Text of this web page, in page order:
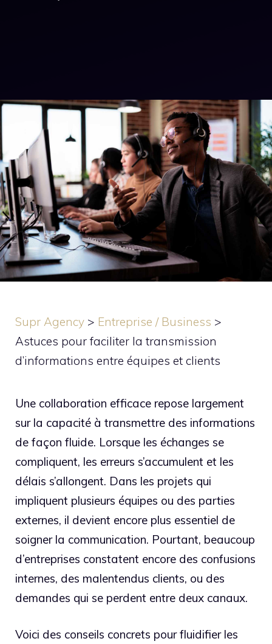
Supr Agency > Entreprise / Business >
Astuces pour faciliter la transmission
d’informations entre équipes et clients
Une collaboration efficace repose largement
sur la capacité à transmettre des informations
de façon fluide. Lorsque les échanges se
compliquent, les erreurs s’accumulent et les
délais s’allongent. Dans les projets qui
impliquent plusieurs équipes ou des parties
externes, il devient encore plus essentiel de
soigner la communication. Pourtant, beaucoup
d’entreprises constatent encore des confusions
internes, des malentendus clients, ou des
demandes qui se perdent entre deux canaux.
Voici des conseils concrets pour fluidifier les